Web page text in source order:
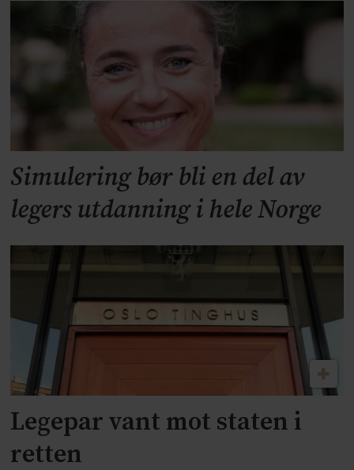
Simulering bør bli en del av
legers utdanning i hele Norge
Legepar vant mot staten i
retten